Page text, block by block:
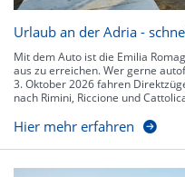
Urlaub an der Adria -
Mit dem Auto ist die Emilia
aus zu erreichen. Wer gerne
3. Oktober 2026 fahren
nach Rimini, Riccione und
Hier mehr erfahren